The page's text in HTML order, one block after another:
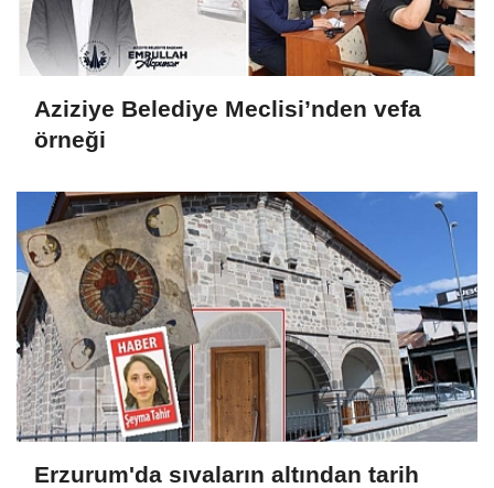
Aziziye Belediye Meclisi’nden vefa
örneği
Erzurum'da sıvaların altından tarih